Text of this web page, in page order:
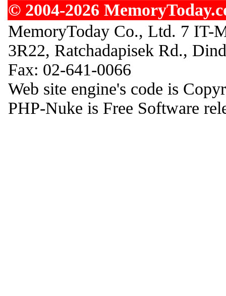
© 2004-2026
MemoryToday Co., Ltd. 7 IT-
3R22, Ratchadapisek Rd.,
Fax: 02-641-0066
Web site engine's code is
PHP-Nuke is Free Software